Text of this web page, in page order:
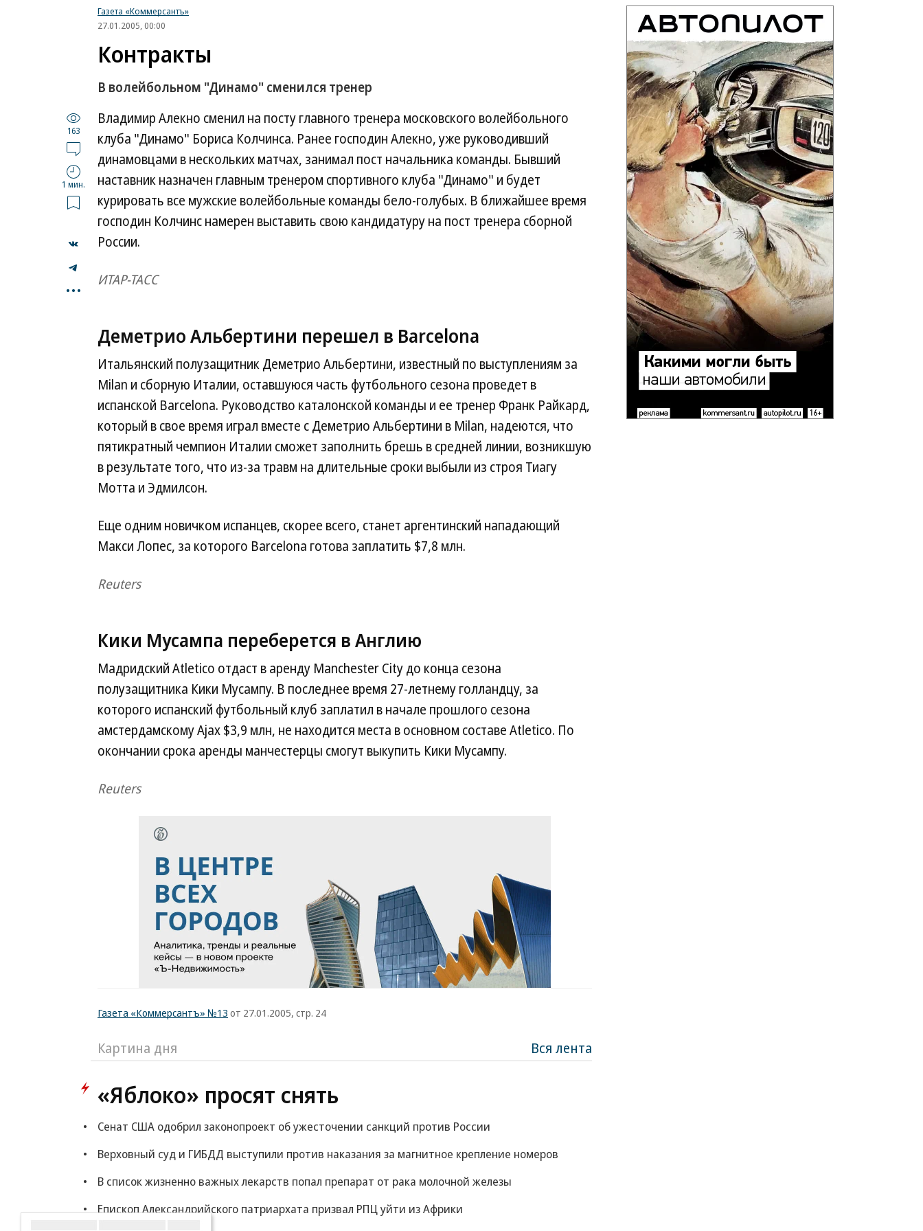
Газета «Коммерсантъ»
27.01.2005, 00:00
Контракты
В волейбольном "Динамо" сменился тренер
163
1 мин.
...
Владимир Алекно сменил на посту главного тренера московского волейбольного
клуба "Динамо" Бориса Колчинса. Ранее господин Алекно, уже руководивший
динамовцами в нескольких матчах, занимал пост начальника команды. Бывший
наставник назначен главным тренером спортивного клуба "Динамо" и будет
курировать все мужские волейбольные команды бело-голубых. В ближайшее время
господин Колчинс намерен выставить свою кандидатуру на пост тренера сборной
России.
ИТАР-ТАСС
Деметрио Альбертини перешел в Barcelona
Итальянский полузащитник Деметрио Альбертини, известный по выступлениям за
Milan и сборную Италии, оставшуюся часть футбольного сезона проведет в
испанской Barcelona. Руководство каталонской команды и ее тренер Франк Райкард,
который в свое время играл вместе с Деметрио Альбертини в Milan, надеются, что
пятикратный чемпион Италии сможет заполнить брешь в средней линии, возникшую
в результате того, что из-за травм на длительные сроки выбыли из строя Тиагу
Мотта и Эдмилсон.
Еще одним новичком испанцев, скорее всего, станет аргентинский нападающий
Макси Лопес, за которого Barcelona готова заплатить $7,8 млн.
Reuters
Кики Мусампа переберется в Англию
Мадридский Atletico отдаст в аренду Manchester City до конца сезона
полузащитника Кики Мусампу. В последнее время 27-летнему голландцу, за
которого испанский футбольный клуб заплатил в начале прошлого сезона
амстердамскому Ajax $3,9 млн, не находится места в основном составе Atletico. По
окончании срока аренды манчестерцы смогут выкупить Кики Мусампу.
Reuters
Газета «Коммерсантъ» №13 от 27.01.2005, стр. 24
Картина дня Вся лента
«Яблоко» просят снять
Сенат США одобрил законопроект об ужесточении санкций против России
Верховный суд и ГИБДД выступили против наказания за магнитное крепление номеров
В список жизненно важных лекарств попал препарат от рака молочной железы
Епископ Александрийского патриархата призвал РПЦ уйти из Африки